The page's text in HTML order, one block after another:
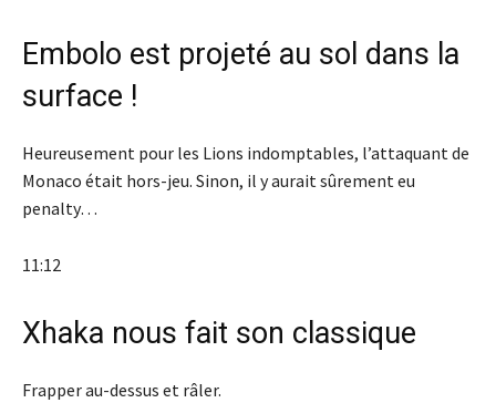
Embolo est projeté au sol dans la
surface !
Heureusement pour les Lions indomptables, l’attaquant de
Monaco était hors-jeu. Sinon, il y aurait sûrement eu
penalty…
11:12
Xhaka nous fait son classique
Frapper au-dessus et râler.